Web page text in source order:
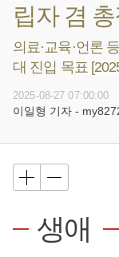
립자 겸
의료·교육·언론
대 진입 목표
2025-08-27 07:00:00
이일형 기자 -
생애